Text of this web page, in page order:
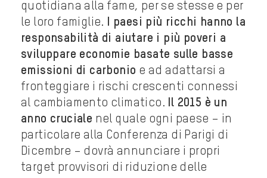
quotidiana alla fame, per se stesse e per
le loro famiglie. I paesi più ricchi hanno la
responsabilità di aiutare i più poveri a
sviluppare economie basate sulle basse
emissioni di carbonio e ad adattarsi a
fronteggiare i rischi crescenti connessi
al cambiamento climatico. Il 2015 è un
anno cruciale nel quale ogni paese – in
particolare alla Conferenza di Parigi di
Dicembre – dovrà annunciare i propri
target provvisori di riduzione delle